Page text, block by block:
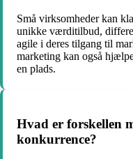
Små virksomheder kan
unikke værditilbud,
agile i deres tilgang til
marketing kan også
en plads.
Hvad er forskellen
konkurrence?